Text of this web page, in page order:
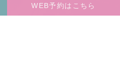
WEB予約はこちら